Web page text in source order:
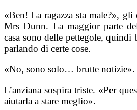
«Ben! La ragazza sta male?», gli
Mrs Dunn. La maggior parte
casa sono delle pettegole, quindi
parlando di certe cose.
«No, sono solo… brutte notizie».
L’anziana sospira triste. «Per
aiutarla a stare meglio».